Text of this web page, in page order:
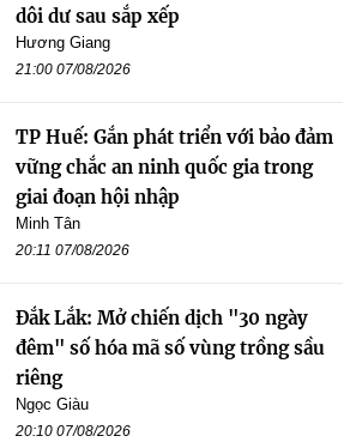
dôi dư sau sắp xếp
Hương Giang
21:00 07/08/2026
TP Huế: Gắn phát triển với bảo đảm
vững chắc an ninh quốc gia trong
giai đoạn hội nhập
Minh Tân
20:11 07/08/2026
Đắk Lắk: Mở chiến dịch "30 ngày
đêm" số hóa mã số vùng trồng sầu
riêng
Ngọc Giàu
20:10 07/08/2026